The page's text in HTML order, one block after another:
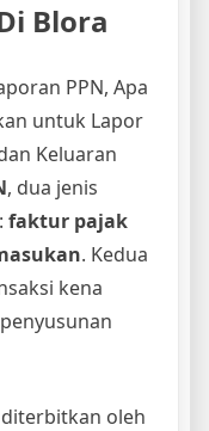
Blora
PPN, Apa
untuk Lapor
Keluaran
, dua jenis
faktur pajak
. Kedua
kena
diterbitkan oleh